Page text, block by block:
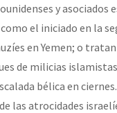
y asociados
el iniciado en la
en Yemen; o
de milicias
bélica en
las atrocidades